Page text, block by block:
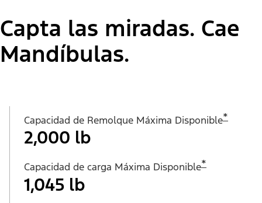
Capta las miradas. Cae
Mandíbulas.
Capacidad de Remolque Máxima Disponible*
2,000 lb
Capacidad de carga Máxima Disponible*
1,045 lb